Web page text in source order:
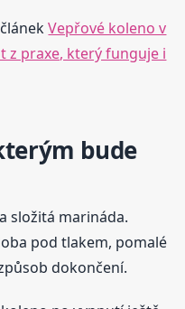
Vepřové koleno v
z praxe, který funguje i
bude
složitá marináda.
pod tlakem, pomalé
dokončení.